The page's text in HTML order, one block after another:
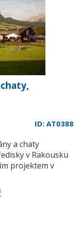
ID: AT0388
a chaty
v Rakousku
projektem v